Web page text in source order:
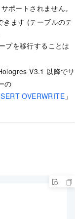
ポートされません。
きます (テーブルのテ
プを移行することは
V3.1 以降でサ
の
OVERWRITE 」